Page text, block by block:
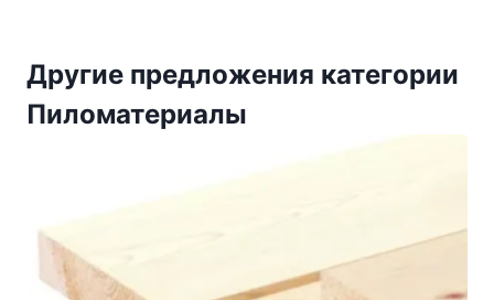
Другие предложения категории
Пиломатериалы